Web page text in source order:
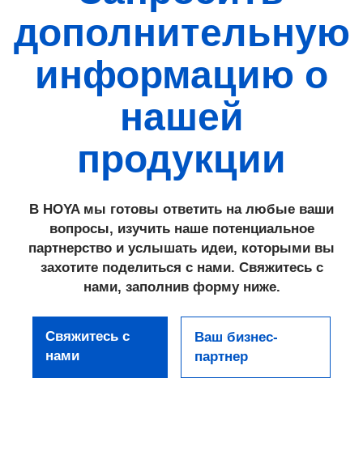
дополнительную
информацию о
нашей
продукции
В HOYA мы готовы ответить на любые ваши
вопросы, изучить наше потенциальное
партнерство и услышать идеи, которыми вы
захотите поделиться с нами. Свяжитесь с
нами, заполнив форму ниже.
Свяжитесь с
нами
Ваш бизнес-
партнер